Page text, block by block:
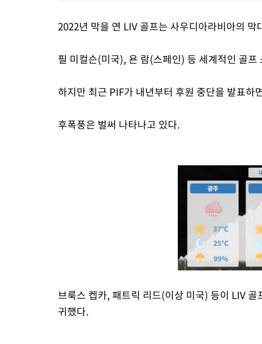
2022년 막을 연 LIV 골프는 사우디아라비아의
필 미컬슨(미국), 욘 람(스페인) 등 세계적인 골
하지만 최근 PIF가 내년부터 후원 중단을 발표하
후폭풍은 벌써 나타나고 있다.
브룩스 켑카, 패트릭 리드(이상 미국) 등이 LIV
귀했다.